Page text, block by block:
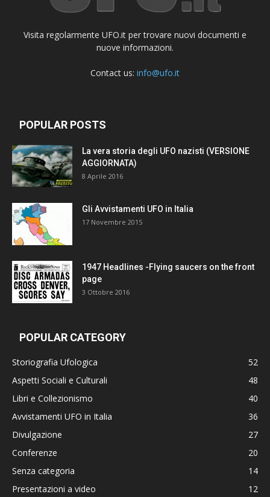
Visita regolarmente UFO.it per trovare nuovi documenti e
nuove informazioni.
Contact us: info@ufo.it
POPULAR POSTS
La vera storia degli UFO nazisti (VERSIONE
AGGIORNATA)
8 Aprile 2016
Gli Avvistamenti UFO in Italia
17 Novembre 2015
1947 Headlines -Flying saucers on the front
page
3 Ottobre 2016
POPULAR CATEGORY
Storiografia Ufologica
52
Aspetti Sociali e Culturali
48
Libri e Collezionismo
40
Avvistamenti UFO in Italia
36
Divulgazione
27
Conferenze
20
Senza categoria
14
Presentazioni a video
12